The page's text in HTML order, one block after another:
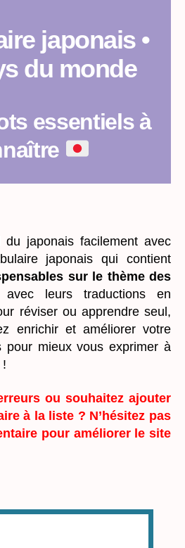
japonais •
du monde
essentiels à
du japonais facilement avec
japonais qui contient
sur le thème des
leurs traductions en
réviser ou apprendre seul,
enrichir et améliorer votre
pour mieux vous exprimer à
!
ou souhaitez ajouter
à la liste ? N’hésitez pas
pour améliorer le site